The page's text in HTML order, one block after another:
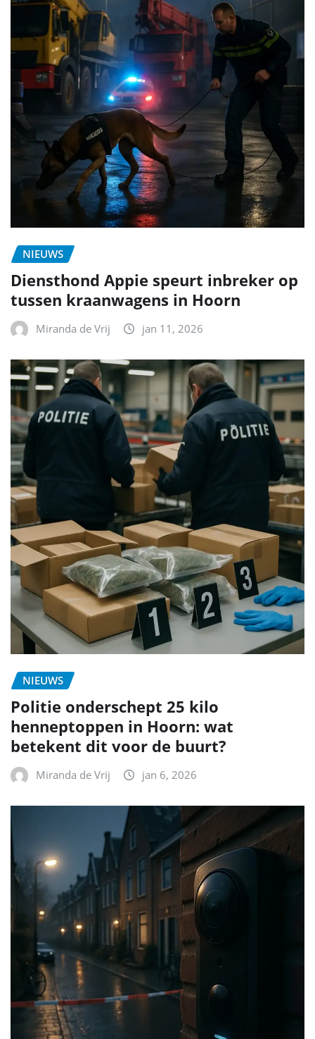
NIEUWS
Diensthond Appie speurt inbreker op
tussen kraanwagens in Hoorn
Miranda de Vrij jan 11, 2026
NIEUWS
Politie onderschept 25 kilo
henneptoppen in Hoorn: wat
betekent dit voor de buurt?
Miranda de Vrij jan 6, 2026